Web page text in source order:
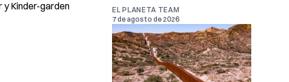
y Kinder-garden
EL PLANETA TEAM
7 de agosto de 2026